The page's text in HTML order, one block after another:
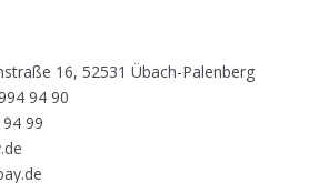
16, 52531 Übach-Palenberg
94 90
99